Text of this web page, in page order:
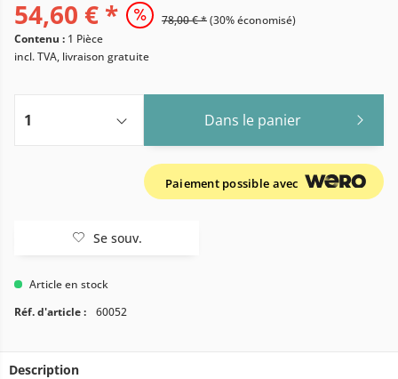
54,60 € * 78,00 € *(30% économisé)
Contenu : 1 Pièce
incl. TVA, livraison gratuite
Dans le panier
Paiement possible avec
Se souv.
Article en stock
Réf. d'article :
60052
Description